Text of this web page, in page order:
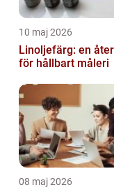
10 maj 2026
Linoljefärg: en
för hållbart måleri
08 maj 2026